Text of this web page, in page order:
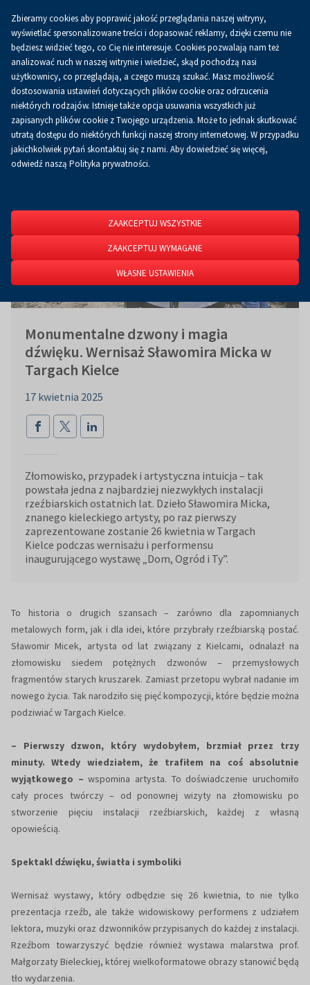
0.00 złKoszykPL
Strona główna O firmie Aktualności
Aktualności
Monumentalne dzwony i magia
dźwięku. Wernisaż Sławomira Micka w
Targach Kielce
17 kwietnia 2025
Złomowisko, przypadek i artystyczna intuicja – tak
powstała jedna z najbardziej niezwykłych instalacji
rzeźbiarskich ostatnich lat. Dzieło Sławomira Micka,
znanego kieleckiego artysty, po raz pierwszy
zaprezentowane zostanie 26 kwietnia w Targach
Kielce podczas wernisażu i performensu
inaugurującego wystawę „Dom, Ogród i Ty”.
To historia o drugich szansach – zarówno dla zapomnianych
metalowych form, jak i dla idei, które przybrały rzeźbiarską postać.
Sławomir Micek, artysta od lat związany z Kielcami, odnalazł na
złomowisku siedem potężnych dzwonów – przemysłowych
fragmentów starych kruszarek. Zamiast przetopu wybrał nadanie im
nowego życia. Tak narodziło się pięć kompozycji, które będzie można
podziwiać w Targach Kielce.
– Pierwszy dzwon, który wydobyłem, brzmiał przez trzy
minuty. Wtedy wiedziałem, że trafiłem na coś absolutnie
wyjątkowego – wspomina artysta. To doświadczenie uruchomiło
cały proces twórczy – od ponownej wizyty na złomowisku po
stworzenie pięciu instalacji rzeźbiarskich, każdej z własną
opowieścią.
Spektakl dźwięku, światła i symboliki
Wernisaż wystawy, który odbędzie się 26 kwietnia, to nie tylko
prezentacja rzeźb, ale także widowiskowy performens z udziałem
lektora, muzyki oraz dzwonników przypisanych do każdej z instalacji.
Rzeźbom towarzyszyć będzie również wystawa malarstwa prof.
Małgorzaty Bieleckiej, której wielkoformatowe obrazy stanowić będą
tło wydarzenia.
Zbieramy cookies aby poprawić jakość przeglądania naszej witryny,
wyświetlać spersonalizowane treści i dopasować reklamy, dzięki czemu nie
będziesz widzieć tego, co Cię nie interesuje. Cookies pozwalają nam też
analizować ruch w naszej witrynie i wiedzieć, skąd pochodzą nasi
użytkownicy, co przeglądają, a czego muszą szukać. Masz możliwość
dostosowania ustawień dotyczących plików cookie oraz odrzucenia
niektórych rodzajów. Istnieje także opcja usuwania wszystkich już
zapisanych plików cookie z Twojego urządzenia. Może to jednak skutkować
utratą dostępu do niektórych funkcji naszej strony internetowej. W przypadku
jakichkolwiek pytań skontaktuj się z nami. Aby dowiedzieć się więcej,
odwiedź naszą Polityka prywatności.
ZAAKCEPTUJ WSZYSTKIE
ZAAKCEPTUJ WYMAGANE
WŁASNE USTAWIENIA